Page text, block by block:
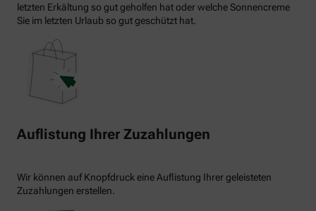
letzten Erkältung so gut geholfen hat oder welche Sonnencreme
Sie im letzten Urlaub so gut geschützt hat.
Auflistung Ihrer Zuzahlungen
Wir können auf Knopfdruck eine Auflistung Ihrer geleisteten
Zuzahlungen erstellen.